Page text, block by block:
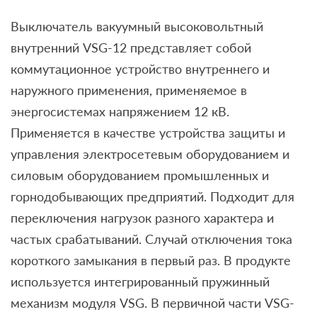
Выключатель вакуумный высоковольтный
внутренний VSG-12 представляет собой
коммутационное устройство внутреннего и
наружного применения, применяемое в
энергосистемах напряжением 12 кВ.
Применяется в качестве устройства защиты и
управления электросетевым оборудованием и
силовым оборудованием промышленных и
горнодобывающих предприятий. Подходит для
переключения нагрузок разного характера и
частых срабатываний. Случай отключения тока
короткого замыкания в первый раз. В продукте
используется интегрированный пружинный
механизм модуля VSG. В первичной части VSG-